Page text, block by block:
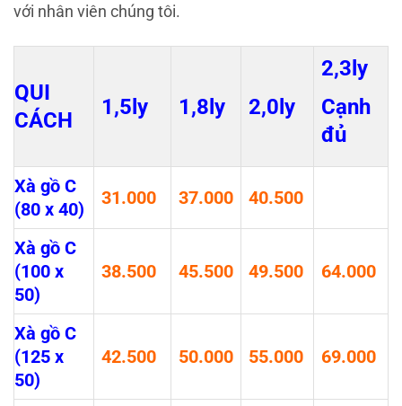
với nhân viên chúng tôi.
QUI
CÁCH
1,5ly 1,8ly 2,0ly
2,3ly
Cạnh
đủ
Xà gồ C
(80 x 40)
31.000 37.000 40.500
Xà gồ C
(100 x
50)
38.500 45.500 49.500 64.000
Xà gồ C
(125 x
50)
42.500 50.000 55.000 69.000